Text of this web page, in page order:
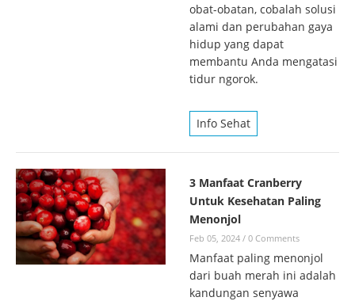
obat-obatan, cobalah solusi
alami dan perubahan gaya
hidup yang dapat
membantu Anda mengatasi
tidur ngorok.
Info Sehat
3 Manfaat Cranberry
Untuk Kesehatan Paling
Menonjol
Feb 05, 2024 / 0 Comments
Manfaat paling menonjol
dari buah merah ini adalah
kandungan senyawa